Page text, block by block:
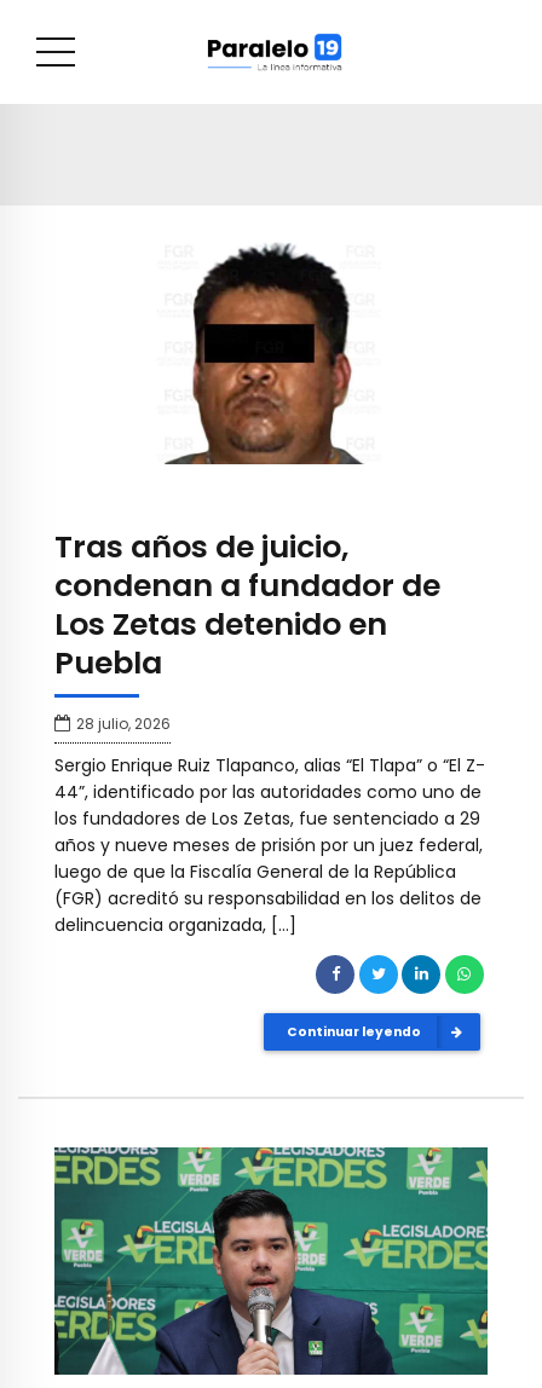
Tras años de juicio,
condenan a fundador de
Los Zetas detenido en
Puebla
28 julio, 2026
Sergio Enrique Ruiz Tlapanco, alias “El Tlapa” o “El Z-
44”, identificado por las autoridades como uno de
los fundadores de Los Zetas, fue sentenciado a 29
años y nueve meses de prisión por un juez federal,
luego de que la Fiscalía General de la República
(FGR) acreditó su responsabilidad en los delitos de
delincuencia organizada, […]
Continuar leyendo